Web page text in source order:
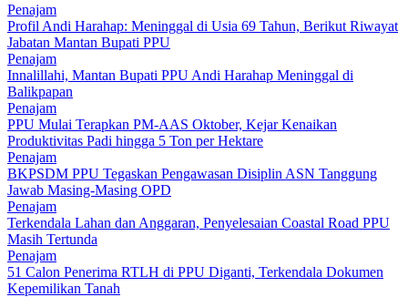
Penajam
Profil Andi Harahap: Meninggal di Usia 69 Tahun, Berikut Riwayat
Jabatan Mantan Bupati PPU
Penajam
Innalillahi, Mantan Bupati PPU Andi Harahap Meninggal di
Balikpapan
Penajam
PPU Mulai Terapkan PM-AAS Oktober, Kejar Kenaikan
Produktivitas Padi hingga 5 Ton per Hektare
Penajam
BKPSDM PPU Tegaskan Pengawasan Disiplin ASN Tanggung
Jawab Masing-Masing OPD
Penajam
Terkendala Lahan dan Anggaran, Penyelesaian Coastal Road PPU
Masih Tertunda
Penajam
51 Calon Penerima RTLH di PPU Diganti, Terkendala Dokumen
Kepemilikan Tanah